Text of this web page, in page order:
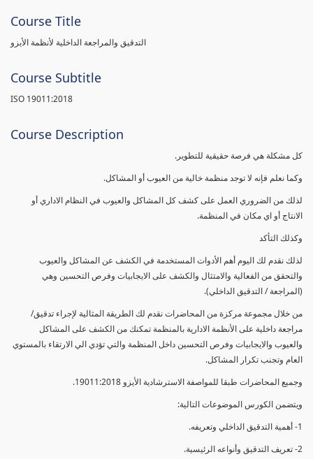
Course Title
التدقيق والمراجعة الداخلية لأنظمة الأيزو
Course Subtitle
ISO 19011:2018
Course Description
كل مشكلة هي فرصة حقيقية للتطوير.
وكما نعلم فإنه لا توجد منظمة خالية من العيوب أو المشاكل.
لذلك من الضروري العمل على كشف كل المشاكل والعيوب في النظام الاداري أو
الانتاج أو اي مكان في المنظمة.
وكذلك التأكد
لذلك نقدم لك اليوم أهم الأدوات المستخدمة في الكشف عن المشاكل والعيوب
والتحقق من الفعالية والامتثال والكشف على الايجابيات وفرص التحسين وهي
(المراجعة / التدقيق الداخلي).
من خلال مجموعة مركزة من المحاضرات نقدم لك الطريقة المثالية لإجراء تدقيق/
مراجعة داخلية على الأنظمة الادارية بالمنظمة تمكنك من الكشف على المشاكل
والعيوب والايجابيات وفرص التحسين داخل المنظمة والتي تؤدي الي الارتقاء بالمستوي
العام وتجنب تكرار المشاكل.
وجميع المحاضرات طبقا للمواصفة الاسترشادية الأيزو 19011:2018.
ويتضمن الكورس الموضوعات التالية:
1- أهمية التدقيق الداخلي وتعريفه.
2- تعريف التدقيق وأنواعه الرئيسية.